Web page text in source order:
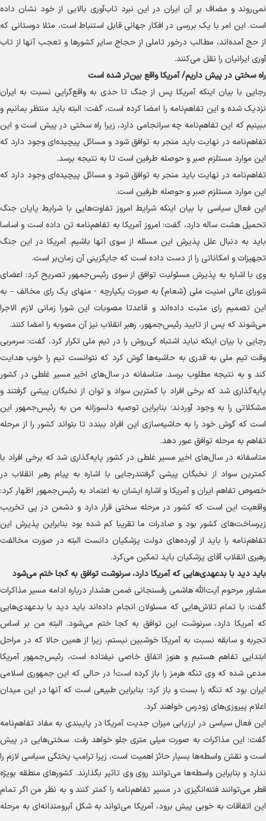
نمی‌روند و مضاف بر آن ایران در این نبرد تاب‌آوری بالایی از خود نشان داده
است. این امر با یک بررسی در افکار جهانی قابل استنباط است، مثلا دوستانی که
از حج آمده‌اند، مطالب درخور تاملی از حجاج سایر کشور‌ها و تعجب آنها از تاب
آوری ایرانیان را نقل می‌کنند.
راه سختی در پیش داریم/ آمریکا واقع بین‌تر شده است
رجایی با بیان اینکه آمریکا پس از جنگ تا حدی به واقع‌گرایی نسبت به ایران
نزدیک شده و این تفاهم‌نامه را امضا کرده است، گفت: البته باید منتظر بمانیم و
ببینیم که این تفاهم‌نامه چه سرانجامی دارد، زیرا راه سختی در پیش است و این
تفاهم‌نامه در نهایت باید منجر به توافق شود و مسائل پیچیده‌ای وجود دارد که
این موارد مستلزم صبر و حوصله طرفین است تا به نتیجه برسد.
تفاهم‌نامه در نهایت باید منجر به توافق شود و مسائل پیچیده‌ای وجود دارد که
این موارد مستلزم صبر و حوصله طرفین است.
این فعال سیاسی با بیان اینکه شرایط امروز تفاوت‌هایی با شرایط پایان جنگ
تحمیل هشت ساله دارد، گفت: امروز آمریکا به تفاهم‌نامه تن داده است و اساسا
باید به دنبال علل پذیرش این مسئله از سوی آنها باشیم. آمریکا در این جنگ
تجهیزات و امکاناتی را از دست داده است که جایگزینی آن زمان‌بر است.
وی با اشاره به پذیرش مسئولیت توافق از سوی رئیس‌جمهور تصریح کرد: اعضای
شورای عالی امنیت ملی (شعام) به صورت یکپارچه - منهای یک رای مخالف – به
این تصمیم رای مثبت داده‌اند و قاعدتا مصوبات این شورا زمانی لازم الاجرا
می‌شوند که پس از تایید رئیس‌جمهور، رهبر انقلاب نیز آن مصوبه را امضا کنند.
رجایی با بیان اینکه نباید اشتباه کی‌روش را در تیم ملی تکرار کرد، گفت: سرمربی
وقت تیم ملی به قدری به حاشیه‌ها گوش کرد که نتوانست تیم را خوب هدایت
کند و به نتیجه مطلوب برسد. متاسفانه در سال‌های اخیر مسیر غلطی در کشور
پایه‌گذاری شد که برخی افراد با کمترین سواد و توان از نخبگان پیشی گرفتند و
مشکلاتی را به وجود آوردند؛ بنابراین توصیه دلسوزانه من به رئیس‌جمهور این
است که گوش خود را به حاشیه‌سازی این افراد ببندد تا بتواند کشور را از مرحله
تفاهم به مرحله توافق عبور دهد.
متاسفانه در سال‌های اخیر مسیر غلطی در کشور پایه‌گذاری شد که برخی افراد با
کمترین سواد از نخبگان پیشی گرفتندرجایی با اشاره به پیام رهبر انقلاب در
خصوص تفاهم ایران و آمریکا و اشاره ایشان به اعتماد به رئیس‌جمهور اظهار کرد:
واقعیت این است که کشور در مرحله سختی قرار دارد و دشمن در پی تخریب
زیرساخت‌های کشور بود و صادرات ما تقریبا کم شده بود بنابراین پذیرش این
تفاهم‌نامه را باید از آورده‌های دولت پزشکیان دانست البته در صورت مخالفت
رهبری انقلاب آقای پزشکیان باید تمکین می‌کرد.
باید دید با بدعهدی‌هایی که آمریکا دارد، سرنوشت توافق به کجا ختم می‌شود
مشاور مرحوم آیت‌الله هاشمی رفسنجانی ضمن هشدار درباره ادامه مسیر مذاکرات
گفت: با تمام تلاش‌هایی که مسئولان انجام داده‌اند باید دید با بدعهدی‌هایی
که آمریکا دارد، سرنوشت این توافق به کجا ختم می‌شود. البته من بر اساس
تجربه و سابقه نسبت به آمریکا خوشبین نیستم، زیرا از همین حالا که در مراحل
ابتدایی تفاهم هستیم و هنوز اتفاق خاصی نیفتاده است، رئیس‌جمهور آمریکا
مدعی شده که وی تنگه هرمز را باز کرده است! در حالی که این جمهوری اسلامی
ایران بود که تنگه را بست و باز کرد؛ بنابراین طبیعی است که آنها در این میدان
اعلام پیروزی‌های زودرس خواهند کرد.
این فعال سیاسی در ارزیابی میزان جدیت آمریکا در پایبندی به مفاد تفاهم‌نامه
گفت: این مذاکرات به صورت میلی متری جلو خواهد رفت. سختی‌هایی در پیش
است و نقش واسطه‌ها بسیار حائز اهمیت است، زیرا ترامپ پختگی سیاسی لازم را
ندارد و بنابراین واسطه‌ها می‌توانند روی وی تاثیر بگذارند. کشور‌های منطقه بویژه
قطر می‌توانند فتنه‌انگیزی در مسیر تفاهم‌نامه را کمتر کنند و به نظر من اگر تمام
این اتفاقات به خوبی پیش برود، آمریکا می‌تواند به شکل آبرومندانه‌ای به مرحله